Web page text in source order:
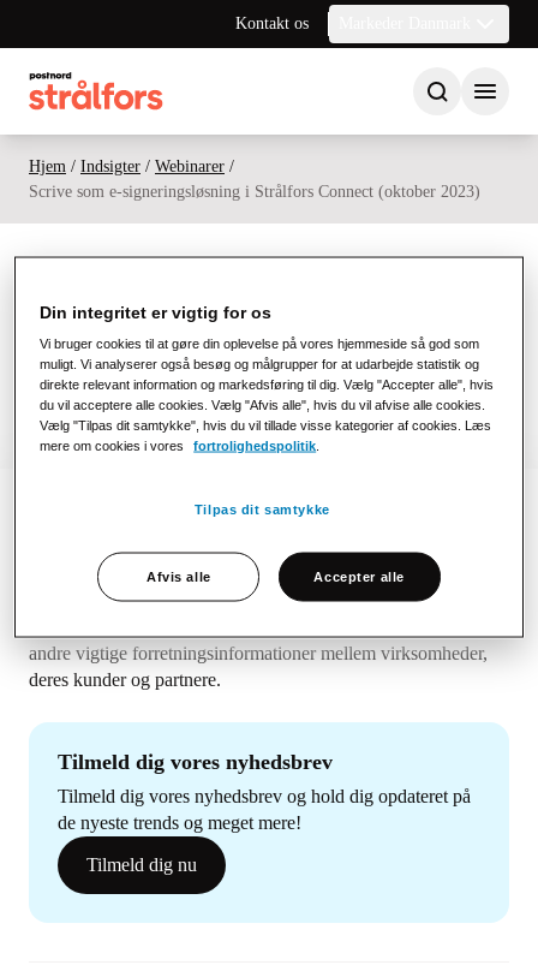
Kontakt os
Hjem / Indsigter / Webinarer /
Scrive som e-signeringsløsning i Strålfors Connect (oktober 2023)
Link til webinar video
Til webinar video
andre vigtige forretningsinformationer mellem virksomheder,
deres kunder og partnere.
Tilmeld dig vores nyhedsbrev
Tilmeld dig vores nyhedsbrev og hold dig opdateret på
de nyeste trends og meget mere!
Tilmeld dig nu
Din integritet er vigtig for os
Vi bruger cookies til at gøre din oplevelse på vores hjemmeside så god som
muligt. Vi analyserer også besøg og målgrupper for at udarbejde statistik og
direkte relevant information og markedsføring til dig. Vælg "Accepter alle", hvis
du vil acceptere alle cookies. Vælg "Afvis alle", hvis du vil afvise alle cookies.
Vælg "Tilpas dit samtykke", hvis du vil tillade visse kategorier af cookies. Læs
mere om cookies i vores
fortrolighedspolitik
Tilpas dit samtykke
Afvis alle Accepter alle